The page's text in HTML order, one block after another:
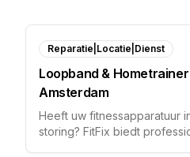
Reparatie|Locatie|Dienst
Loopband &
Amsterdam
Heeft uw fitnessapparatuur
storing? FitFix biedt